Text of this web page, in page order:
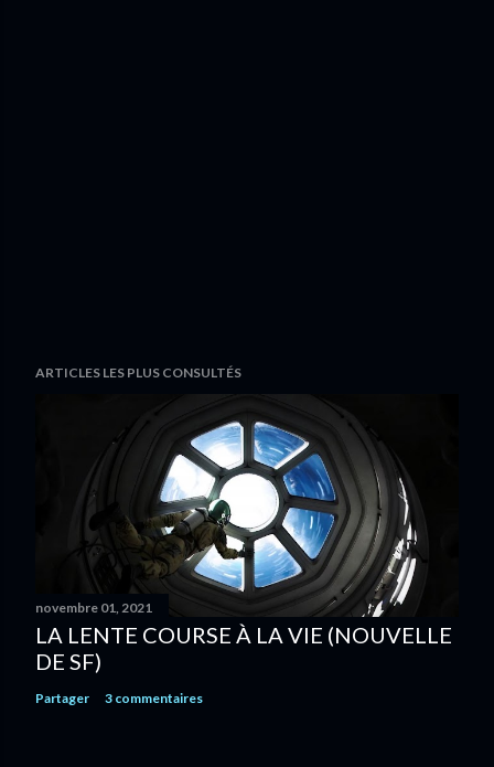
ARTICLES LES PLUS CONSULTÉS
novembre 01, 2021
LA LENTE COURSE À LA VIE (NOUVELLE
DE SF)
Partager 3 commentaires